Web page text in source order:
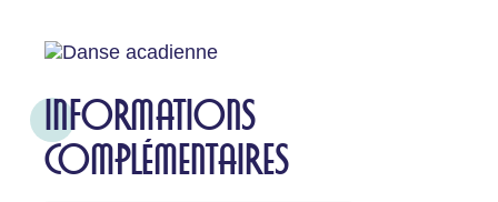
INFORMATIONS
COMPLÉMENTAIRES